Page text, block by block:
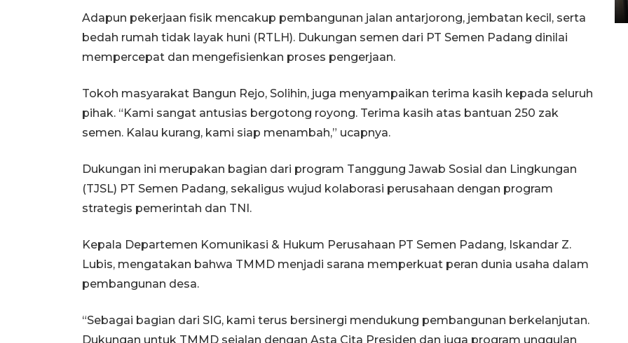
Adapun pekerjaan fisik mencakup pembangunan jalan antarjorong, jembatan kecil, serta
bedah rumah tidak layak huni (RTLH). Dukungan semen dari PT Semen Padang dinilai
mempercepat dan mengefisienkan proses pengerjaan.
Tokoh masyarakat Bangun Rejo, Solihin, juga menyampaikan terima kasih kepada seluruh
pihak. “Kami sangat antusias bergotong royong. Terima kasih atas bantuan 250 zak
semen. Kalau kurang, kami siap menambah,” ucapnya.
Dukungan ini merupakan bagian dari program Tanggung Jawab Sosial dan Lingkungan
(TJSL) PT Semen Padang, sekaligus wujud kolaborasi perusahaan dengan program
strategis pemerintah dan TNI.
Kepala Departemen Komunikasi & Hukum Perusahaan PT Semen Padang, Iskandar Z.
Lubis, mengatakan bahwa TMMD menjadi sarana memperkuat peran dunia usaha dalam
pembangunan desa.
“Sebagai bagian dari SIG, kami terus bersinergi mendukung pembangunan berkelanjutan.
Dukungan untuk TMMD sejalan dengan Asta Cita Presiden dan juga program unggulan